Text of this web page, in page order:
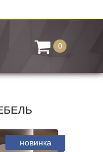
0
новинка